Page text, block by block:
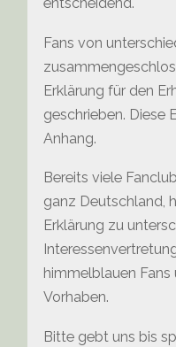
Fans von
Erklärung für den
geschrieben. Diese
Anhang.
Bereits viele
ganz Deutschland,
Erklärung zu
himmelblauen
Vorhaben.
Bitte gebt uns bis